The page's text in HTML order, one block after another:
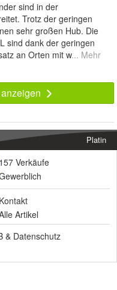
sind in der
Trotz der geringen
sehr großen Hub. Die
sind dank der geringen
an Orten mit w... Mehr
Platin
157 Verkäufe
Kontakt
Artikel
& Datenschutz